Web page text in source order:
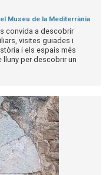
Museu de la Mediterrània
convida a descobrir
visites guiades i
i els espais més
lluny per descobrir un